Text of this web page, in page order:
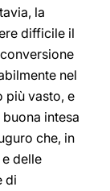
la
difficile il
nel
più vasto, e
intesa
che, in
delle
di